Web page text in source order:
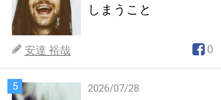
しまうこと
安達 裕哉 0
5 2026/07/28